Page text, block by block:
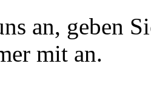
an, geben
mit an.